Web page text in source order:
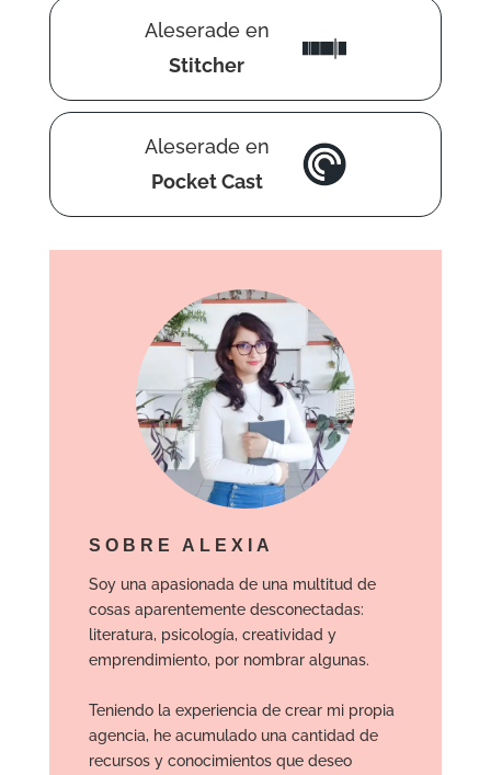
Aleserade en
Stitcher
Aleserade en
Pocket Cast
SOBRE ALEXIA
Soy una apasionada de una multitud de
cosas aparentemente desconectadas:
literatura, psicología, creatividad y
emprendimiento, por nombrar algunas.
Teniendo la experiencia de crear mi propia
agencia, he acumulado una cantidad de
recursos y conocimientos que deseo